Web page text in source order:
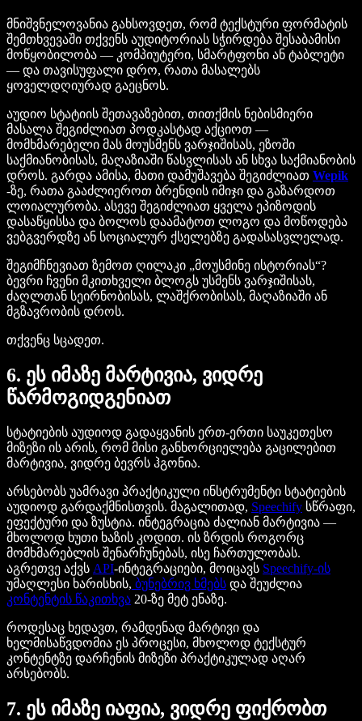
მნიშვნელოვანია გახსოვდეთ, რომ ტექსტური ფორმატის
შემთხვევაში თქვენს აუდიტორიას სჭირდება შესაბამისი
მოწყობილობა — კომპიუტერი, სმარტფონი ან ტაბლეტი
— და თავისუფალი დრო, რათა მასალებს
ყოველდღიურად გაეცნოს.
აუდიო სტატიის შეთავაზებით, თითქმის ნებისმიერი
მასალა შეგიძლიათ პოდკასტად აქციოთ —
მომხმარებელი მას მოუსმენს ვარჯიშისას, ეზოში
საქმიანობისას, მაღაზიაში წასვლისას ან სხვა საქმიანობის
დროს. გარდა ამისა, მათი დამუშავება შეგიძლიათ Wepik
-ზე, რათა გააძლიეროთ ბრენდის იმიჯი და გაზარდოთ
ლოიალურობა. ასევე შეგიძლიათ ყველა ეპიზოდის
დასაწყისსა და ბოლოს დაამატოთ ლოგო და მოწოდება
ვებგვერდზე ან სოციალურ ქსელებზე გადასასვლელად.
შეგიმჩნევიათ ზემოთ ღილაკი „მოუსმინე ისტორიას“?
ბევრი ჩვენი მკითხველი ბლოგს უსმენს ვარჯიშისას,
ძაღლთან სეირნობისას, ლაშქრობისას, მაღაზიაში ან
მგზავრობის დროს.
თქვენც სცადეთ.
6. ეს იმაზე მარტივია, ვიდრე
წარმოგიდგენიათ
სტატიების აუდიოდ გადაყვანის ერთ-ერთი საუკეთესო
მიზეზი ის არის, რომ მისი განხორციელება გაცილებით
მარტივია, ვიდრე ბევრს ჰგონია.
არსებობს უამრავი პრაქტიკული ინსტრუმენტი სტატიების
აუდიოდ გარდაქმნისთვის. მაგალითად, Speechify სწრაფი,
ეფექტური და ზუსტია. ინტეგრაცია ძალიან მარტივია —
მხოლოდ ხუთი ხაზის კოდით. ის ზრდის როგორც
მომხმარებლის შენარჩუნებას, ისე ჩართულობას.
აგრეთვე აქვს API-ინტეგრაციები, მოიცავს Speechify-ის
უმაღლესი ხარისხის, ბუნებრივ ხმებს და შეუძლია
კონტენტის წაკითხვა 20-ზე მეტ ენაზე.
როდესაც ხედავთ, რამდენად მარტივი და
ხელმისაწვდომია ეს პროცესი, მხოლოდ ტექსტურ
კონტენტზე დარჩენის მიზეზი პრაქტიკულად აღარ
არსებობს.
7. ეს იმაზე იაფია, ვიდრე ფიქრობთ